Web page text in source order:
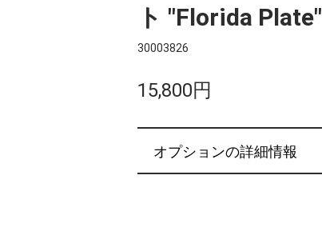
ト "Florida Plate"
30003826
15,800円
オプションの詳細情報